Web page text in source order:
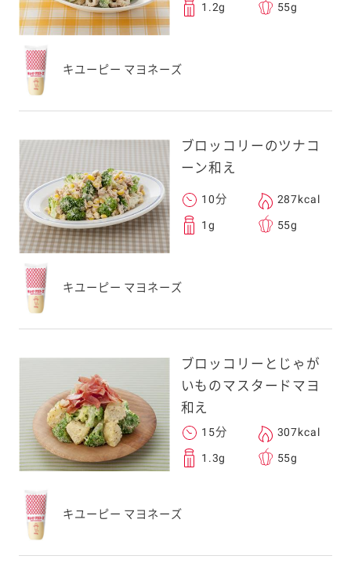
1.2g 55g
キユーピー マヨネーズ
ブロッコリーのツナコ
ーン和え
10分 287kcal
1g 55g
キユーピー マヨネーズ
ブロッコリーとじゃが
いものマスタードマヨ
和え
15分 307kcal
1.3g 55g
キユーピー マヨネーズ